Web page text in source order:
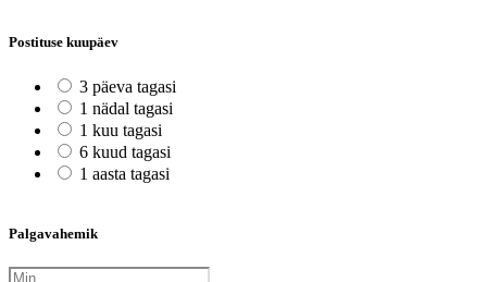
Postituse kuupäev
3 päeva tagasi
1 nädal tagasi
1 kuu tagasi
6 kuud tagasi
1 aasta tagasi
Palgavahemik